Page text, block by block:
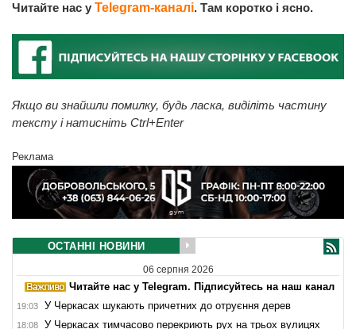
Читайте нас у Telegram-каналі. Там коротко і ясно.
Якщо ви знайшли помилку, будь ласка, виділіть частину
тексту і натисніть Ctrl+Enter
Реклама
ОСТАННІ НОВИНИ
06 серпня 2026
Читайте нас у Telegram. Підписуйтесь на наш канал
19:03 У Черкасах шукають причетних до отруєння дерев
18:08
У Черкасах тимчасово перекриють рух на трьох вулицях